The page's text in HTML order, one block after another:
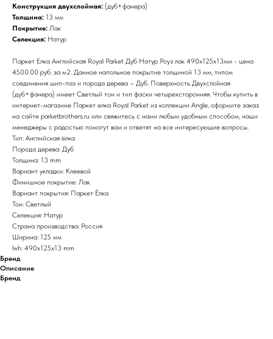
Конструкция двухслойная: (дуб+фанера)
Толщина: 13 мм
Покрытие: Лак
Селекция: Натур
Паркет Елка Английская Royal Parket Дуб Натур Роуз лак 490х125х13мм - цена
4500.00 руб. за м2. Данное напольное покрытие толщиной 13 мм, типом
соединения шип-паз и порода дерева – Дуб. Поверхность Двухслойная
(дуб+фанера) имеет Светлый тон и тип фаски четырехсторонняя. Чтобы купить в
интернет-магазине Паркет елка Royal Parket из коллекции Angle, оформите заказ
на сайте parketbrothers.ru или свяжитесь с нами любым удобным способом, наши
менеджеры с радостью помогут вам и ответят на все интересующие вопросы.
Тип: Английская ёлка
Порода дерева: Дуб
Толщина: 13 mm
Вариант укладки: Клеевой
Финишное покрытие: Лак
Вариант покрытия: Паркет Ёлка
Тон: Светлый
Селекция: Натур
Страна производства: Россия
Ширина: 125 мм
lwh: 490x125x13 mm
Бренд
Описание
Бренд